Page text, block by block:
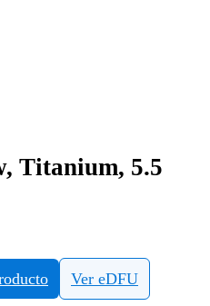
Titanium, 5.5
Ver eDFU